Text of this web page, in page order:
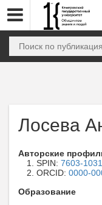
Лосева
Авторские
SPIN: 7603-1031
ORCID: 0000-
Образование